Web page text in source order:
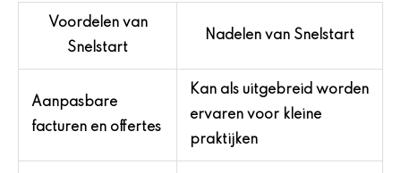
Voordelen van
Snelstart
Nadelen van Snelstart
Aanpasbare
facturen en offertes
Kan als uitgebreid worden
ervaren voor kleine
praktijken